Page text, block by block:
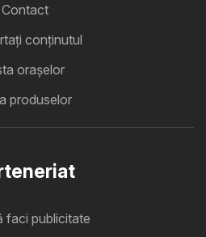
Contact
conținutul
oraşelor
produselor
faci publicitate